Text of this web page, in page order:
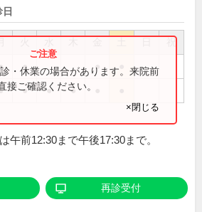
祝
● ● ●
● ● ●
・休業の場合があります。来院前
接ご確認ください。
×閉じる
午前12:30まで午後17:30まで。
再診受付